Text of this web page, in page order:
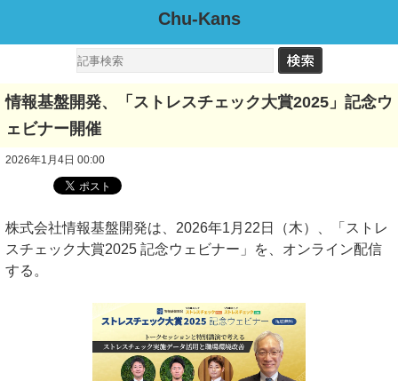
Chu-Kans
情報基盤開発、「ストレスチェック大賞2025」記念ウ
ェビナー開催
2026年1月4日 00:00
株式会社情報基盤開発は、2026年1月22日（木）、「ストレ
スチェック大賞2025 記念ウェビナー」を、オンライン配信
する。